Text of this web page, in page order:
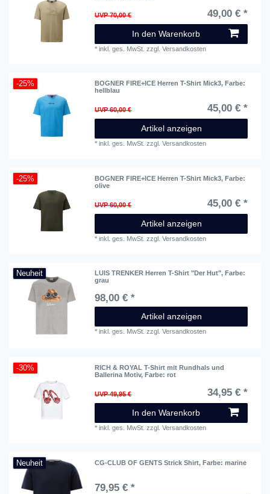
UVP 70,00 € 49,00 € *
In den Warenkorb
*inkl. ges. MwSt. zzgl.Versandkosten
-25% BOGNER FIRE+ICE Herren T-Shirt Mick3, Farbe:
hellblau
UVP 60,00 € 45,00 € *
Artikel anzeigen
*inkl. ges. MwSt. zzgl.Versandkosten
-25% BOGNER FIRE+ICE Herren T-Shirt Mick3, Farbe:
olive
UVP 60,00 € 45,00 € *
Artikel anzeigen
*inkl. ges. MwSt. zzgl.Versandkosten
Neuheit LUIS TRENKER Herren T-Shirt "Der Hut", Farbe:
grau
98,00 € *
Artikel anzeigen
*inkl. ges. MwSt. zzgl.Versandkosten
-30%
RICH & ROYAL T-Shirt mit Rundhals und
Ballerina Motiv, Farbe: rot
UVP 49,95 € 34,95 € *
In den Warenkorb
*inkl. ges. MwSt. zzgl.Versandkosten
Neuheit CG-CLUB OF GENTS Strick Shirt, Farbe: marine
79,95 € *